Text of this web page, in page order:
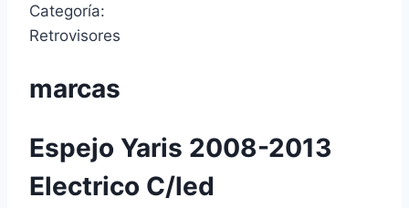
Categoría:
Retrovisores
marcas
Espejo Yaris 2008-2013
Electrico C/led